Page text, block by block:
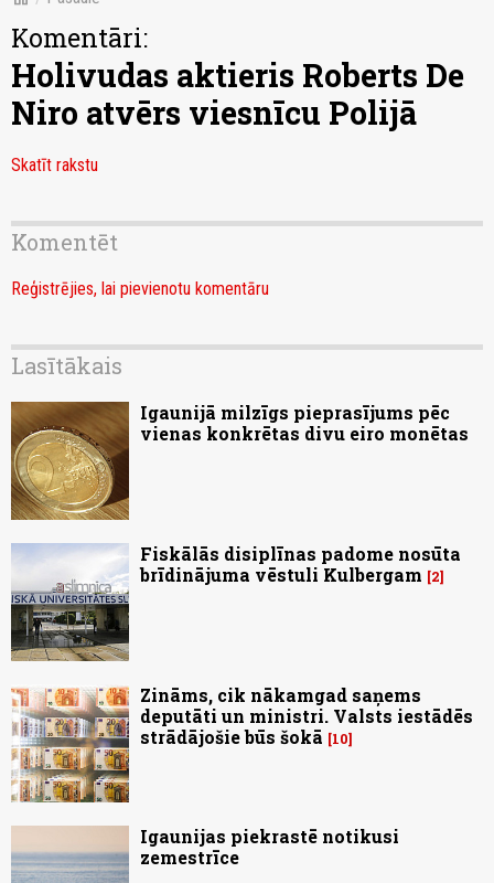
Komentāri:
Holivudas aktieris Roberts De
Niro atvērs viesnīcu Polijā
Skatīt rakstu
Komentēt
Reģistrējies, lai pievienotu komentāru
Lasītākais
Igaunijā milzīgs pieprasījums pēc
vienas konkrētas divu eiro monētas
Fiskālās disiplīnas padome nosūta
brīdinājuma vēstuli Kulbergam
2
Zināms, cik nākamgad saņems
deputāti un ministri. Valsts iestādēs
strādājošie būs šokā
10
Igaunijas piekrastē notikusi
zemestrīce